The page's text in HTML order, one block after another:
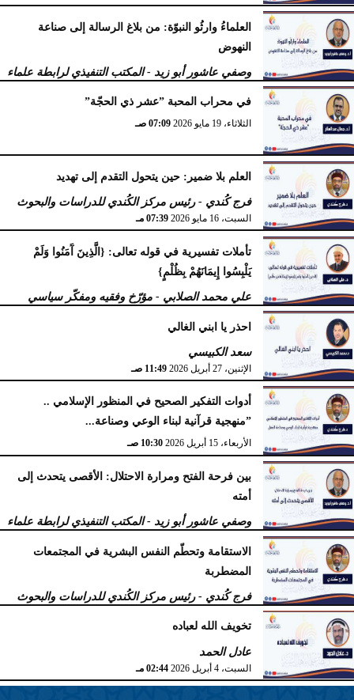
العلماءُ وارثُو النبوّة: من بلاغ الرسالة إلى صناعة
النهوض
وصفي عاشور أبو زيد - المكتب التنفيذي لرابطة علماء
أهل السنّة
الثلاثاء، 19 مايو 2026 10:44 مـ
في محراب المحبة ”عشر ذي الحجّة”
الثلاثاء، 19 مايو 2026 07:09 صـ
العلم بلا ضمير: حين يتحول التقدم إلى تهديد
فرج كُندي - رئيس مركز الكُندي للدراسات والبحوث
السبت، 16 مايو 2026 07:39 مـ
تأملات تفسيرية في قوله تعالى: {الَّذِينَ آَمَنُوا وَلَمْ
يَلْبِسُوا إِيمَانَهُمْ بِظُلْمٍ}
علي محمد الصلابي - مؤرّخ وفقيه ومفكّر سياسي
الإثنين، 27 أبريل 2026 11:55 صـ
احذر يا ابني الغالي
سعد الكبيسي
الإثنين، 27 أبريل 2026 11:49 صـ
أدوات التفكير الصحيح في المنظور الإسلامي ..
”منهجية قرآنية لبناء الوعي وصناعة...
الأربعاء، 15 أبريل 2026 10:30 صـ
بين فرحة الفتح ومرارة الاحتلال: الأقصى يتحدث إلى
أمته
وصفي عاشور أبو زيد - المكتب التنفيذي لرابطة علماء
أهل السنّة
الخميس، 9 أبريل 2026 11:38 صـ
الاستقامة وتحطّم النفس البشرية في المجتمعات
المضطربة
فرج كُندي - رئيس مركز الكُندي للدراسات والبحوث
السبت، 4 أبريل 2026 02:51 مـ
تخويف الله لعباده
عادل الحمد
السبت، 4 أبريل 2026 02:44 مـ